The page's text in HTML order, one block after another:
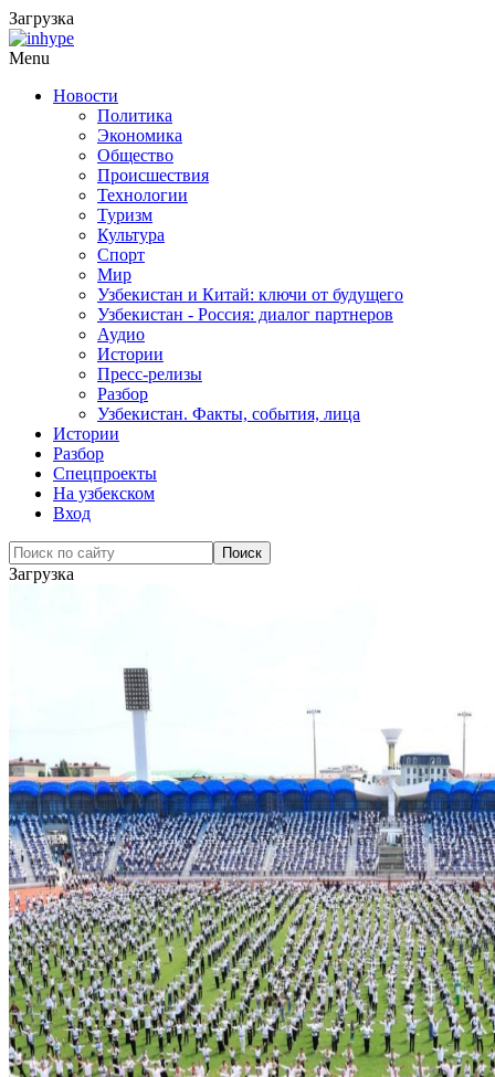
Загрузка
Menu
Новости
Политика
Экономика
Общество
Происшествия
Технологии
Туризм
Культура
Спорт
Мир
Узбекистан и Китай: ключи от будущего
Узбекистан - Россия: диалог партнеров
Аудио
Истории
Пресс-релизы
Разбор
Узбекистан. Факты, события, лица
Истории
Разбор
Спецпроекты
На узбекском
Вход
Загрузка